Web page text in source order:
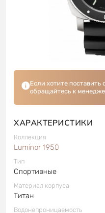
Если хотите поставить
обращайтесь к
ХАРАКТЕРИСТИКИ
Коллекция
Luminor 1950
Тип
Спортивные
Материал корпуса
Титан
Водонепроницаемость